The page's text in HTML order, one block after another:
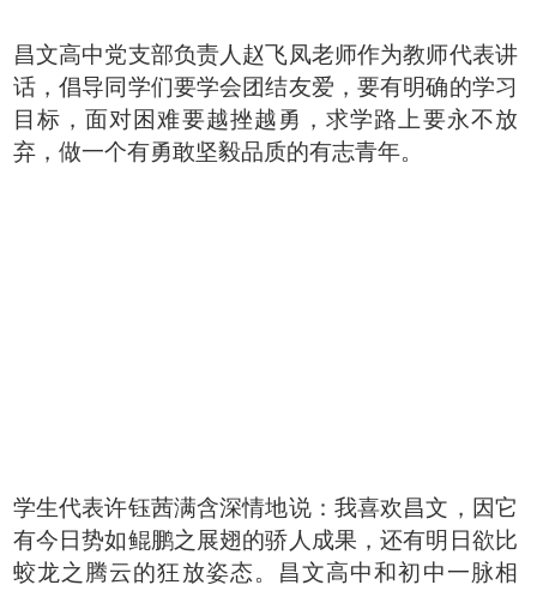
昌文高中党支部负责人赵飞凤老师作为教师代表讲
话，倡导同学们要学会团结友爱，要有明确的学习
目标，面对困难要越挫越勇，求学路上要永不放
弃，做一个有勇敢坚毅品质的有志青年。
学生代表许钰茜满含深情地说：我喜欢昌文，因它
有今日势如鲲鹏之展翅的骄人成果，还有明日欲比
蛟龙之腾云的狂放姿态。昌文高中和初中一脉相